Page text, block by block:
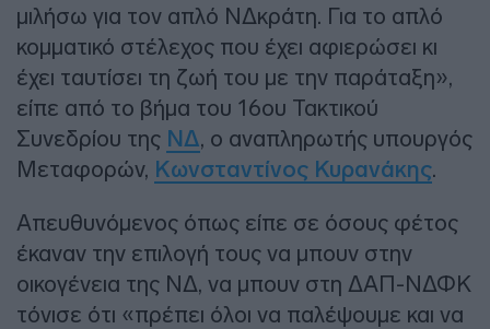
μιλήσω για τον απλό ΝΔκράτη. Για το απλό
κομματικό στέλεχος που έχει αφιερώσει κι
έχει ταυτίσει τη ζωή του με την παράταξη»,
είπε από το βήμα του 16ου Τακτικού
Συνεδρίου της ΝΔ, ο αναπληρωτής υπουργός
Μεταφορών, Κωνσταντίνος Κυρανάκης.
Απευθυνόμενος όπως είπε σε όσους φέτος
έκαναν την επιλογή τους να μπουν στην
οικογένεια της ΝΔ, να μπουν στη ΔΑΠ-ΝΔΦΚ
τόνισε ότι «πρέπει όλοι να παλέψουμε και να